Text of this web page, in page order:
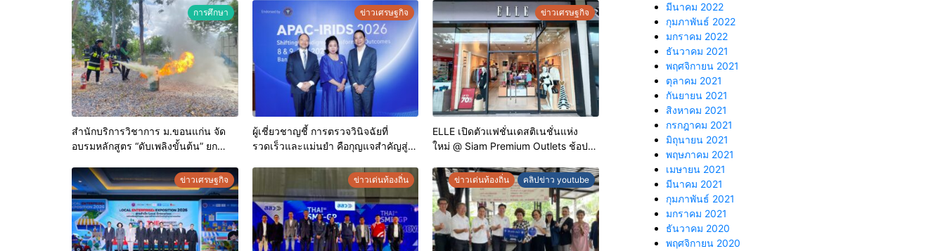
การศึกษา
สำนักบริการวิชาการ ม.ขอนแก่น จัด
อบรมหลักสูตร “ดับเพลิงขั้นต้น” ยก
อัคคีภัยตามมาตรฐานสากล
ข่าวเศรษฐกิจ
ผู้เชี่ยวชาญชี้ การตรวจวินิจฉัยที่
รวดเร็วและแม่นยำ คือกุญแจสำคัญสู่
ข่าวเศรษฐกิจ
ELLE เปิดตัวแฟชั่นเดสติเนชั่นแห่ง
ใหม่ @ Siam Premium Outlets ช้อป
สูงสุด 70%
ข่าวเศรษฐกิจ ข่าวเด่นท้องถิ่น ข่าวเด่นท้องถิ่น คลิปข่าว youtube
มีนาคม 2022
กุมภาพันธ์ 2022
มกราคม 2022
ธันวาคม 2021
พฤศจิกายน 2021
ตุลาคม 2021
กันยายน 2021
สิงหาคม 2021
กรกฎาคม 2021
มิถุนายน 2021
พฤษภาคม 2021
เมษายน 2021
มีนาคม 2021
กุมภาพันธ์ 2021
มกราคม 2021
ธันวาคม 2020
พฤศจิกายน 2020